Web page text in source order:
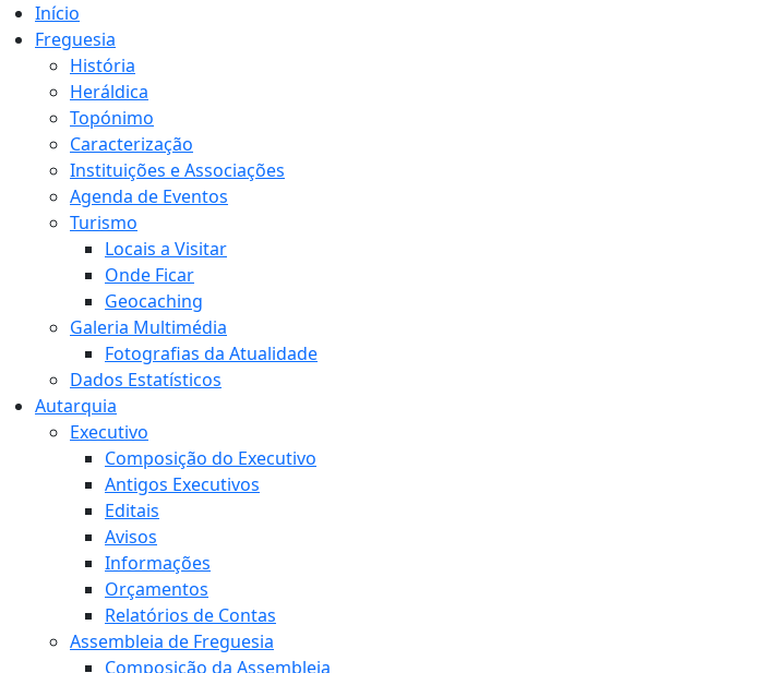
Início
Freguesia
História
Heráldica
Topónimo
Caracterização
Instituições e Associações
Agenda de Eventos
Turismo
Locais a Visitar
Onde Ficar
Geocaching
Galeria Multimédia
Fotografias da Atualidade
Dados Estatísticos
Autarquia
Executivo
Composição do Executivo
Antigos Executivos
Editais
Avisos
Informações
Orçamentos
Relatórios de Contas
Assembleia de Freguesia
Composição da Assembleia